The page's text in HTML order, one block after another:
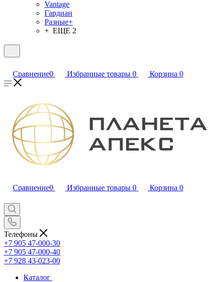
Vantage
Гардиан
Разные+
+ ЕЩЕ 2
Сравнение0 Избранные товары 0 Корзина 0
Сравнение0 Избранные товары 0 Корзина 0
Телефоны
+7 905 47-000-30
+7 905 47-000-40
+7 928 43-023-00
Каталог